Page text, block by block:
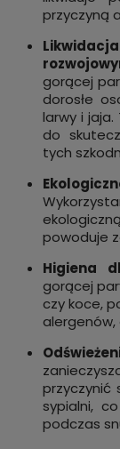
przyczyną
gorącej
dorosłe
larwy i jaja.
do
tych
powoduje
Higiena
gorącej
czy koce,
alergenów,
przyczynić
sypialni,
podczas